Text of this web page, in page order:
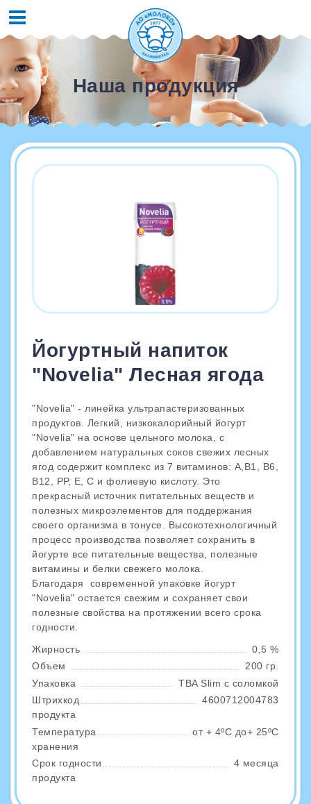
Наша продукция
Йогуртный напиток
"Novelia" Лесная ягода
"Novelia" - линейка ультрапастеризованных
продуктов. Легкий, низкокалорийный йогурт
"Novelia" на основе цельного молока, с
добавлением натуральных соков свежих лесных
ягод содержит комплекс из 7 витаминов: А,В1, В6,
В12, РР, Е, С и фолиевую кислоту. Это
прекрасный источник питательных веществ и
полезных микроэлементов для поддержания
своего организма в тонусе. Высокотехнологичный
процесс производства позволяет сохранить в
йогурте все питательные вещества, полезные
витамины и белки свежего молока.
Благодаря современной упаковке йогурт
"Novelia" остается свежим и сохраняет свои
полезные свойства на протяжении всего срока
годности.
Жирность
0,5 %
Объем
200 гр.
Упаковка
TBA Slim с соломкой
Штрихкод
продукта
4600712004783
Температура
хранения
от + 4ºС до+ 25ºС
Срок годности
продукта
4 месяца